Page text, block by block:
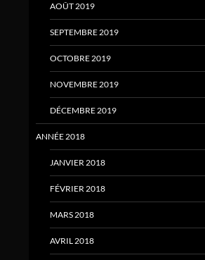
AOÛT 2019
SEPTEMBRE 2019
OCTOBRE 2019
NOVEMBRE 2019
DÉCEMBRE 2019
ANNÉE 2018
JANVIER 2018
FÉVRIER 2018
MARS 2018
AVRIL 2018